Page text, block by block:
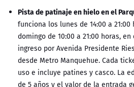
Pista de patinaje en hielo en el
funciona los lunes de 14:00 a
domingo de 10:00 a 21:00 horas,
ingreso por Avenida Presidente
desde Metro Manquehue. Cada
uso e incluye patines y casco. La
de 5 años y el valor de la entrada